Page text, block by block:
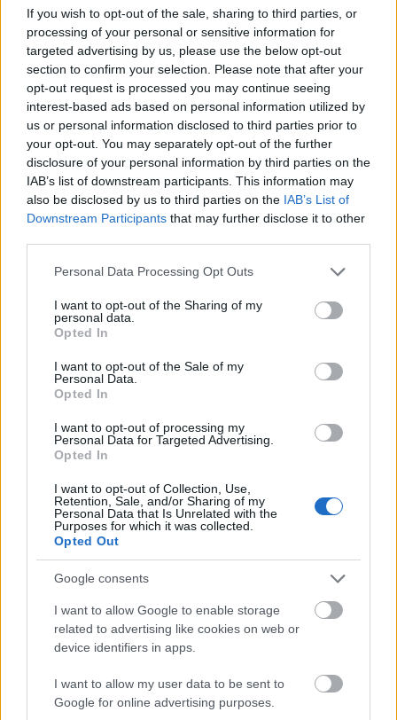
If you wish to opt-out of the sale, sharing to third parties, or
processing of your personal or sensitive information for
targeted advertising by us, please use the below opt-out
section to confirm your selection. Please note that after your
opt-out request is processed you may continue seeing
interest-based ads based on personal information utilized by
us or personal information disclosed to third parties prior to
your opt-out. You may separately opt-out of the further
disclosure of your personal information by third parties on the
IAB’s list of downstream participants. This information may
also be disclosed by us to third parties on the IAB’s List of
Downstream Participants that may further disclose it to other
Please note that this website/app uses one or more Google
not limited to your visit or usage behaviour. You may click to
grant or deny consent to Google and its third-party tags to
use your data for below specified purposes in below Google
consent section.
Personal Data Processing Opt Outs
I want to opt-out of the Sharing of my
personal data.
Opted In
I want to opt-out of the Sale of my
Personal Data.
Opted In
I want to opt-out of processing my
Personal Data for Targeted Advertising.
Opted In
I want to opt-out of Collection, Use,
Retention, Sale, and/or Sharing of my
Personal Data that Is Unrelated with the
Purposes for which it was collected.
Opted Out
Google consents
I want to allow Google to enable storage
related to advertising like cookies on web or
device identifiers in apps.
I want to allow my user data to be sent to
Google for online advertising purposes.
Hypofx
15 éve
@adamis.ivan : :)))))
Vérszegény éjszakai dúvad
15 éve
@adamis.ivan:
lehet. de tőlem mindössze annyit kérdeztél, hogy
most akkor lehet-e kurvaanyázni. lehet. no.
(egyébként, látod, tudod te jól, hogy a többi kérdést
15 éve
@adamis.ivan
van a baj, hogy a franciák építették újra és nem az
oroszok, hanem az, hogy ez a francia cég
ugyanekkora méretű stadiont, a németeknél
milliárdokkal olcsóbban épített fel. Azért a pár
milliárdért már megérte nekik felgyújtani, nem
beszélve arról az összegről amit a überszar
üzemeltetési szerződésen nyertek/veszítettünk. Amíg
a BS teljesen állami tulajdon volt, a tompikáék
kiügyeskedték, hogy az újjáápítés óta 4 nap jut egy
évben az államnak kiadásra. Miután tízmilliárdokat
fizettek a felépítéséért. Ezt az egészet aztán hatalmas
üzletnek kommunikálták.
Zabalint (törölt)